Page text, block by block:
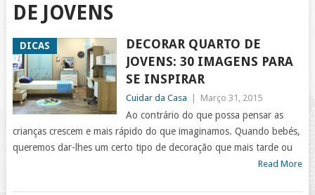
DE JOVENS
DICAS
DECORAR QUARTO DE
JOVENS: 30 IMAGENS PARA
SE INSPIRAR
Cuidar da Casa Março 31, 2015
Ao contrário do que possa pensar as
crianças crescem e mais rápido do que imaginamos. Quando bebés,
queremos dar-lhes um certo tipo de decoração que mais tarde ou
Read More